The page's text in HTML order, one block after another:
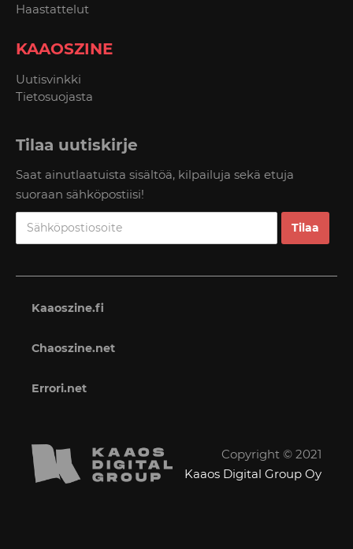
Haastattelut
KAAOSZINE
Uutisvinkki
Tietosuojasta
Tilaa uutiskirje
Saat ainutlaatuista sisältöä, kilpailuja sekä etuja
suoraan sähköpostiisi!
Kaaoszine.fi
Chaoszine.net
Errori.net
Copyright © 2021
Kaaos Digital Group Oy